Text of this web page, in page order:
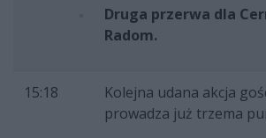
Druga przerwa dla
Radom.
15:18
Kolejna udana akcja
prowadza już trzema